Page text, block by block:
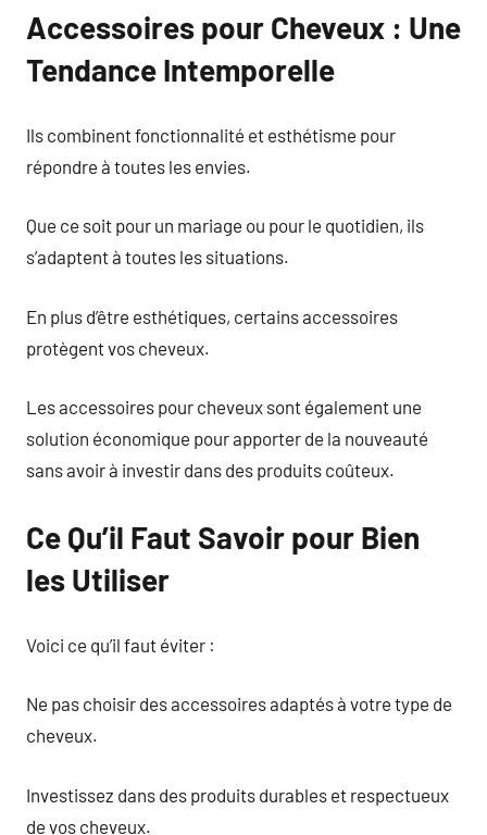
Accessoires pour Cheveux : Une
Tendance Intemporelle
Ils combinent fonctionnalité et esthétisme pour
répondre à toutes les envies.
Que ce soit pour un mariage ou pour le quotidien, ils
s’adaptent à toutes les situations.
En plus d’être esthétiques, certains accessoires
protègent vos cheveux.
Les accessoires pour cheveux sont également une
solution économique pour apporter de la nouveauté
sans avoir à investir dans des produits coûteux.
Ce Qu’il Faut Savoir pour Bien
les Utiliser
Voici ce qu’il faut éviter :
Ne pas choisir des accessoires adaptés à votre type de
cheveux.
Investissez dans des produits durables et respectueux
de vos cheveux.